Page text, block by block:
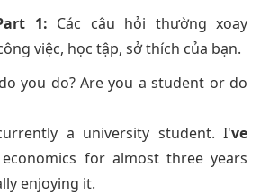
1: Các câu hỏi thường xoay
việc, học tập, sở thích của bạn.
you do? Are you a student or do
a university student. I've
economics for almost three years
enjoying it.